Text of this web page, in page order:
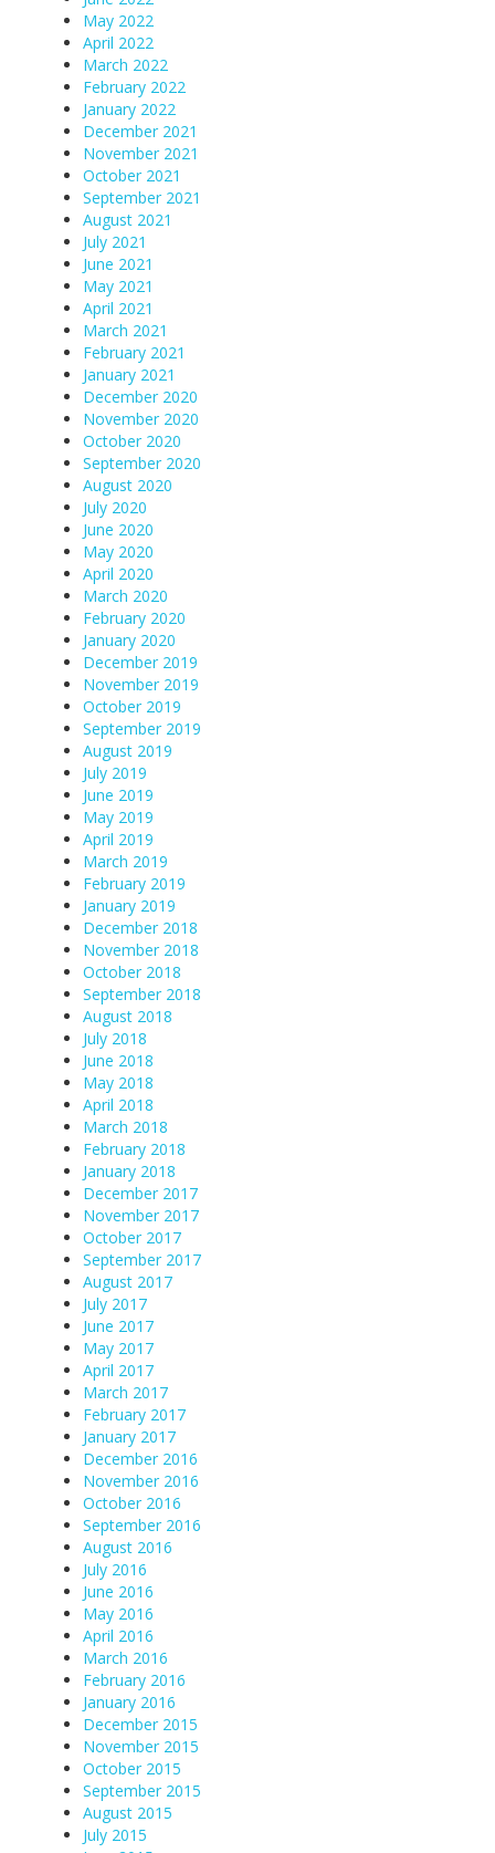
May 2022
April 2022
March 2022
February 2022
January 2022
December 2021
November 2021
October 2021
September 2021
August 2021
July 2021
June 2021
May 2021
April 2021
March 2021
February 2021
January 2021
December 2020
November 2020
October 2020
September 2020
August 2020
July 2020
June 2020
May 2020
April 2020
March 2020
February 2020
January 2020
December 2019
November 2019
October 2019
September 2019
August 2019
July 2019
June 2019
May 2019
April 2019
March 2019
February 2019
January 2019
December 2018
November 2018
October 2018
September 2018
August 2018
July 2018
June 2018
May 2018
April 2018
March 2018
February 2018
January 2018
December 2017
November 2017
October 2017
September 2017
August 2017
July 2017
June 2017
May 2017
April 2017
March 2017
February 2017
January 2017
December 2016
November 2016
October 2016
September 2016
August 2016
July 2016
June 2016
May 2016
April 2016
March 2016
February 2016
January 2016
December 2015
November 2015
October 2015
September 2015
August 2015
July 2015